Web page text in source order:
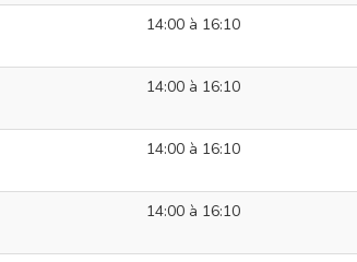
14:00 à 16:10
14:00 à 16:10
14:00 à 16:10
14:00 à 16:10